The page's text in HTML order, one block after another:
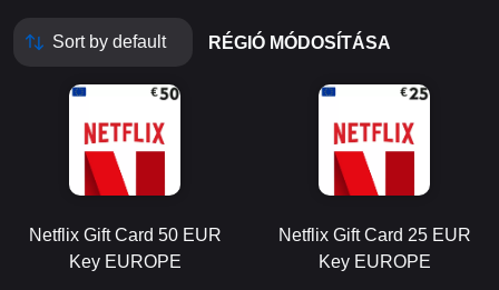
RÉGIÓ MÓDOSÍTÁSA
Netflix Gift Card 50 EUR
Key EUROPE
Netflix Gift Card 25 EUR
Key EUROPE